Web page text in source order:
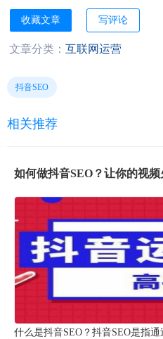
收藏文章 写评论
文章分类： 互联网运营
抖音SEO
相关推荐
如何做抖音SEO？让你的视频
什么是抖音SEO？抖音SEO是指